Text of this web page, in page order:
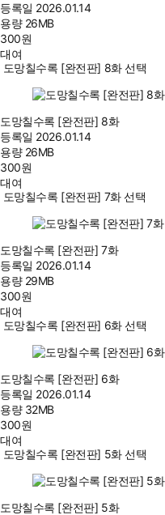
등록일 2026.01.14
용량 26MB
300원
대여
도망칠수록 [완전판] 8화 선택
도망칠수록 [완전판] 8화
등록일 2026.01.14
용량 26MB
300원
대여
도망칠수록 [완전판] 7화 선택
도망칠수록 [완전판] 7화
등록일 2026.01.14
용량 29MB
300원
대여
도망칠수록 [완전판] 6화 선택
도망칠수록 [완전판] 6화
등록일 2026.01.14
용량 32MB
300원
대여
도망칠수록 [완전판] 5화 선택
도망칠수록 [완전판] 5화